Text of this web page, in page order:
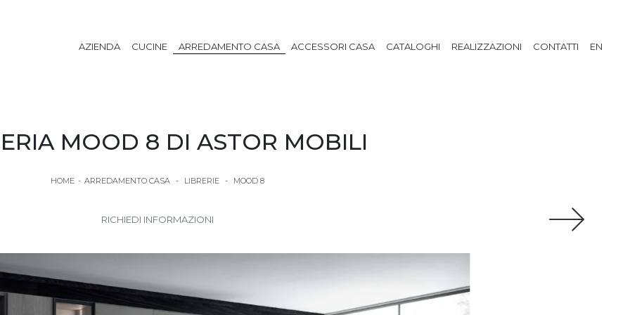
AZIENDA CUCINE ARREDAMENTO CASA ACCESSORI CASA CATALOGHI REALIZZAZIONI CONTATTI EN
MOOD 8 DI ASTOR MOBILI
HOME - ARREDAMENTO CASA - LIBRERIE - MOOD 8
RICHIEDI INFORMAZIONI